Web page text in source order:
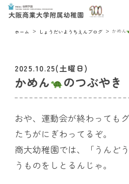
ホーム しょうだいようちえんブログ かめん
2025.10.25(土曜日)
かめん のつぶや
おや、運動会が終わっても
たちがにぎわってるぞ。
商大幼稚園では、「うんど
うものをしとるんじゃ。